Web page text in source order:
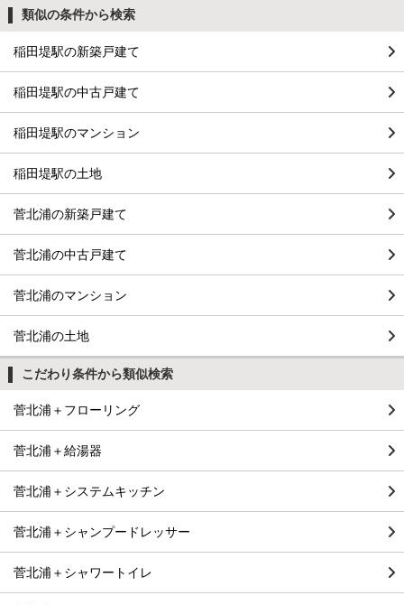
類似の条件から検索
稲田堤駅の新築戸建て
稲田堤駅の中古戸建て
稲田堤駅のマンション
稲田堤駅の土地
菅北浦の新築戸建て
菅北浦の中古戸建て
菅北浦のマンション
菅北浦の土地
こだわり条件から類似検索
菅北浦＋フローリング
菅北浦＋給湯器
菅北浦＋システムキッチン
菅北浦＋シャンプードレッサー
菅北浦＋シャワートイレ